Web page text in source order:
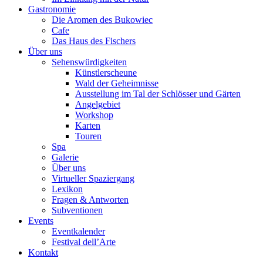
Gastronomie
Die Aromen des Bukowiec
Cafe
Das Haus des Fischers
Über uns
Sehenswürdigkeiten
Künstlerscheune
Wald der Geheimnisse
Ausstellung im Tal der Schlösser und Gärten
Angelgebiet
Workshop
Karten
Touren
Spa
Galerie
Über uns
Virtueller Spaziergang
Lexikon
Fragen & Antworten
Subventionen
Events
Eventkalender
Festival dell’Arte
Kontakt